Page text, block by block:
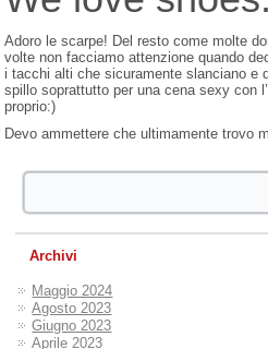
Adoro le scarpe! Del resto come molte
volte non facciamo attenzione quando
i tacchi alti che sicuramente slanciano e
spillo soprattutto per una cena sexy con
proprio:)
Devo ammettere che ultimamente trovo
Archivi
Maggio 2024
Agosto 2023
Giugno 2023
Aprile 2023